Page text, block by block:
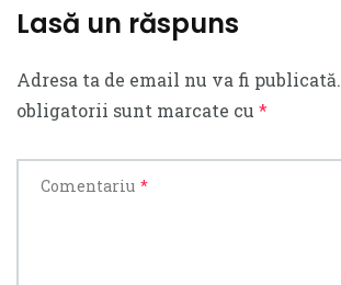
Lasă un răspuns
Adresa ta de email nu va fi publicată.
obligatorii sunt marcate cu *
Comentariu *